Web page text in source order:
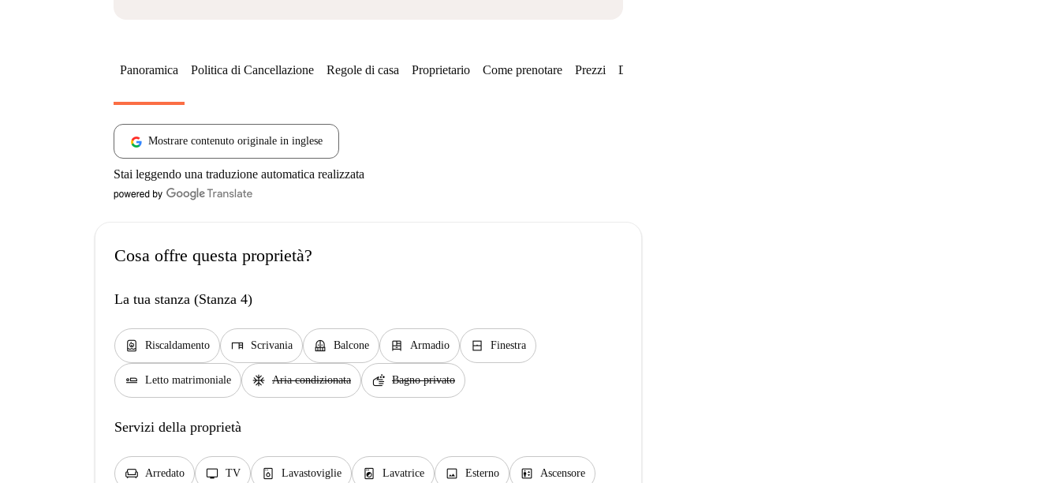
Panoramica Politica di Cancellazione Regole di casa Proprietario Come prenotare Prezzi Disponibilità
Mostrare contenuto originale in inglese
Stai leggendo una traduzione automatica realizzata
Cosa offre questa proprietà?
La tua stanza (Stanza 4)
water_heater Riscaldamento desk Scrivania balcony Balcone dresser Armadio window_closed Finestra
airline_seat_flat Letto matrimoniale ac_unit Aria condizionata soap Bagno privato
Servizi della proprietà
chair Arredato tv TV dishwasher_gen Lavastoviglie local_laundry_service Lavatrice image Esterno elevator Ascensore